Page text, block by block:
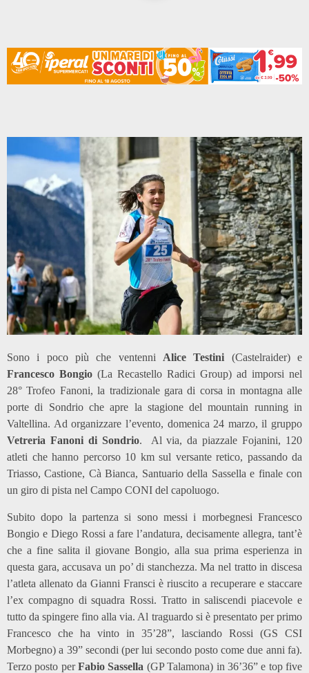
Sono i poco più che ventenni Alice Testini (Castelraider) e
Francesco Bongio (La Recastello Radici Group) ad imporsi nel
28° Trofeo Fanoni, la tradizionale gara di corsa in montagna alle
porte di Sondrio che apre la stagione del mountain running in
Valtellina. Ad organizzare l’evento, domenica 24 marzo, il gruppo
Vetreria Fanoni di Sondrio. Al via, da piazzale Fojanini, 120
atleti che hanno percorso 10 km sul versante retico, passando da
Triasso, Castione, Cà Bianca, Santuario della Sassella e finale con
un giro di pista nel Campo CONI del capoluogo.
Subito dopo la partenza si sono messi i morbegnesi Francesco
Bongio e Diego Rossi a fare l’andatura, decisamente allegra, tant’è
che a fine salita il giovane Bongio, alla sua prima esperienza in
questa gara, accusava un po’ di stanchezza. Ma nel tratto in discesa
l’atleta allenato da Gianni Fransci è riuscito a recuperare e staccare
l’ex compagno di squadra Rossi. Tratto in saliscendi piacevole e
tutto da spingere fino alla via. Al traguardo si è presentato per primo
Francesco che ha vinto in 35’28”, lasciando Rossi (GS CSI
Morbegno) a 39” secondi (per lui secondo posto come due anni fa).
Terzo posto perFabio Sassella (GP Talamona) in 36’36” e top five